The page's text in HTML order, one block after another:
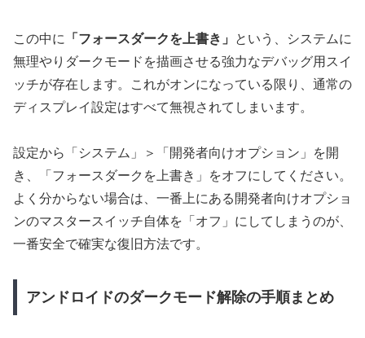
この中に 「フォースダークを上書き」
という、システムに
無理やりダークモードを描画させる強力なデバッグ用スイ
ッチが存在します。これがオンになっている限り、通常の
ディスプレイ設定はすべて無視されてしまいます。
設定から「システム」＞「開発者向けオプション」を開
き、「フォースダークを上書き」をオフにしてください。
よく分からない場合は、一番上にある開発者向けオプショ
ンのマスタースイッチ自体を「オフ」にしてしまうのが、
一番安全で確実な復旧方法です。
アンドロイドのダークモード解除の手順まとめ